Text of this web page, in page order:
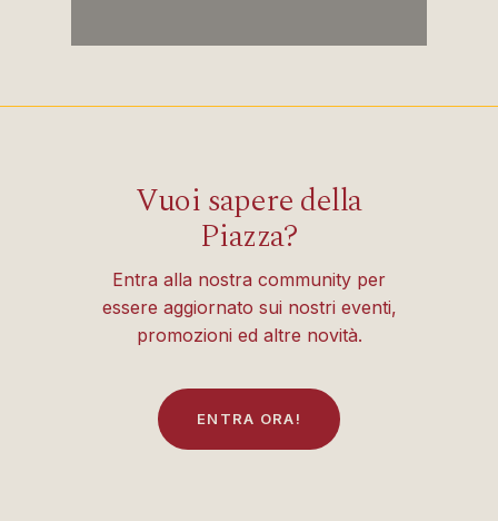
Vuoi sapere della
Piazza?
Entra alla nostra community per
essere aggiornato sui nostri eventi,
promozioni ed altre novità.
EN TRA ORA!